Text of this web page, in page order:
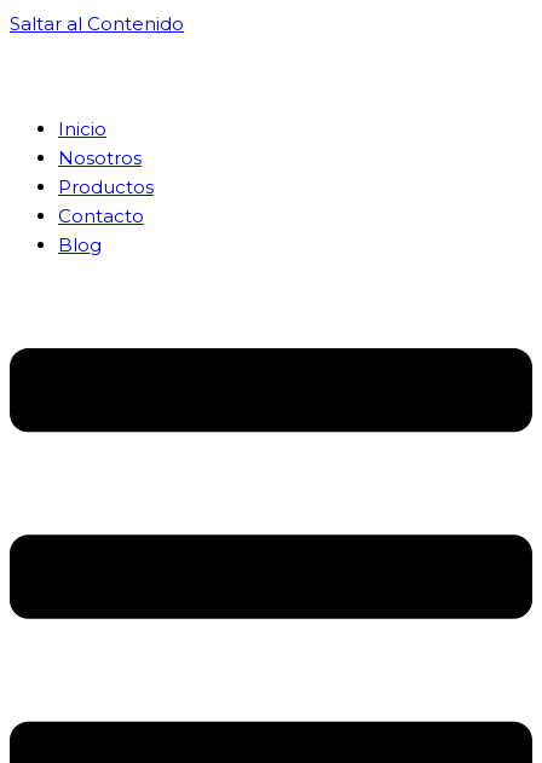
Saltar al Contenido
Inicio
Nosotros
Productos
Contacto
Blog